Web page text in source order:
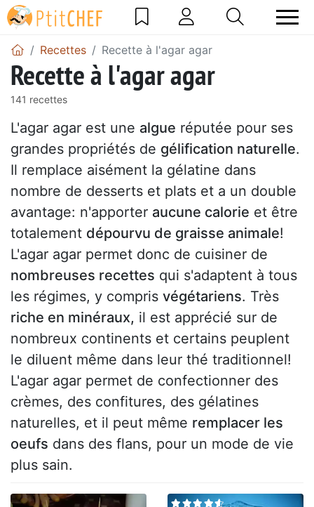
Recettes Recette à l'agar agar
Recette à l'agar agar
141 recettes
L'agar agar est une algue réputée pour ses
grandes propriétés de gélification naturelle.
Il remplace aisément la gélatine dans
nombre de desserts et plats et a un double
avantage: n'apporter aucune calorie et être
totalement dépourvu de graisse animale!
L'agar agar permet donc de cuisiner de
nombreuses recettes qui s'adaptent à tous
les régimes, y compris végétariens. Très
riche en minéraux, il est apprécié sur de
nombreux continents et certains peuplent
le diluent même dans leur thé traditionnel!
L'agar agar permet de confectionner des
crèmes, des confitures, des gélatines
naturelles, et il peut même remplacer les
oeufs dans des flans, pour un mode de vie
plus sain.